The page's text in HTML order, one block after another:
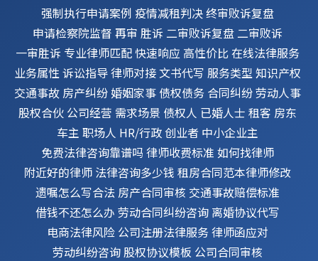
强制执行申请案例 疫情减租判决终审败诉复盘
申请检察院监督 再审 胜诉 二审败诉复盘 二审败诉
一审胜诉 专业律师匹配快速响应 高性价比在线法律服务
业务属性诉讼指导律师对接文书代写 服务类型知识产权
交通事故 房产纠纷 婚姻家事 债权债务 合同纠纷劳动人事
股权合伙 公司经营 需求场景 债权人 已婚人士 租客 房东
车主 职场人 HR/行政 创业者 中小企业主
免费法律咨询靠谱吗 律师收费标准 如何找律师
附近好的律师 法律咨询多少钱 租房合同范本律师修改
遗嘱怎么写合法 房产合同审核 交通事故赔偿标准
借钱不还怎么办 劳动合同纠纷咨询 离婚协议代写
电商法律风险 公司注册法律服务律师函应对
劳动纠纷咨询股权协议模板 公司合同审核